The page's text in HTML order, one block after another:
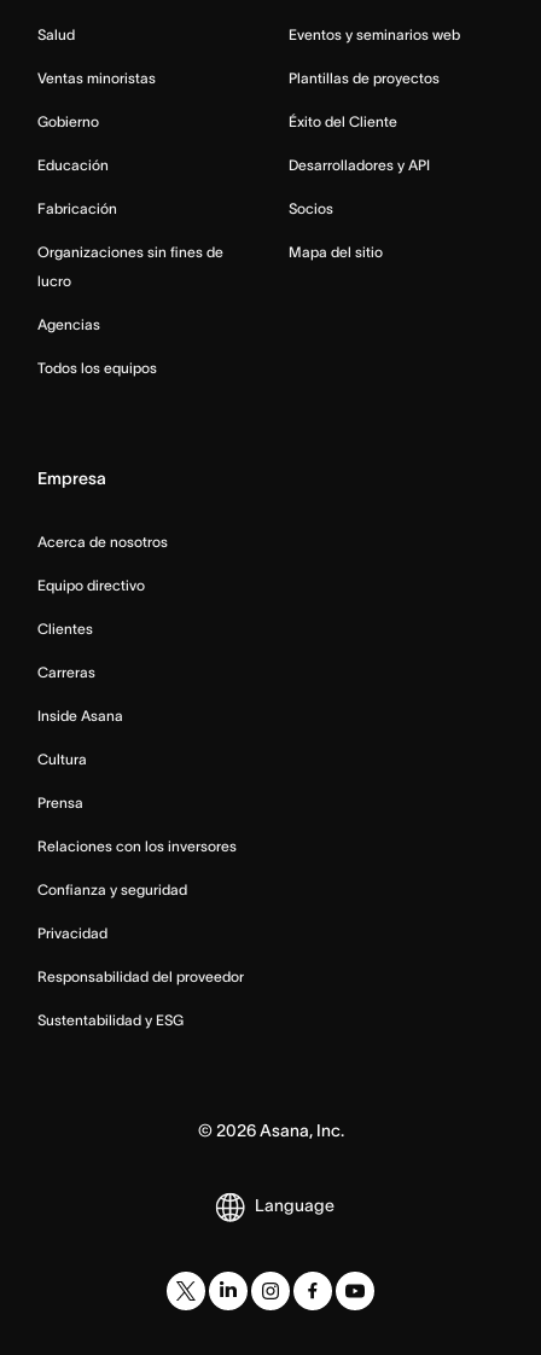
Salud
Ventas minoristas
Gobierno
Educación
Fabricación
Organizaciones sin fines de
lucro
Agencias
Todos los equipos
Eventos y seminarios web
Plantillas de proyectos
Éxito del Cliente
Desarrolladores y API
Socios
Mapa del sitio
Empresa
Acerca de nosotros
Equipo directivo
Clientes
Carreras
Inside Asana
Cultura
Prensa
Relaciones con los inversores
Confianza y seguridad
Privacidad
Responsabilidad del proveedor
Sustentabilidad y ESG
© 2026Asana, Inc.
Language